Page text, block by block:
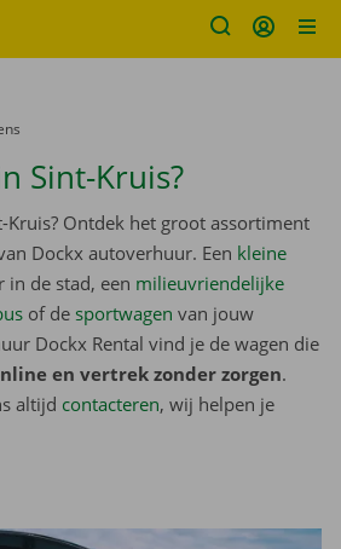
Sint-Kruis?
Kruis? Ontdek het groot assortiment
Dockx autoverhuur. Een kleine
in de stad, een milieuvriendelijke
of de sportwagen van jouw
Dockx Rental vind je de wagen die
en vertrek zonder zorgen.
altijd contacteren, wij helpen je